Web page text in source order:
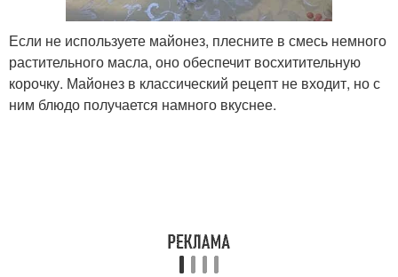
Если не используете майонез, плесните в смесь немного
растительного масла, оно обеспечит восхитительную
корочку. Майонез в классический рецепт не входит, но с
ним блюдо получается намного вкуснее.